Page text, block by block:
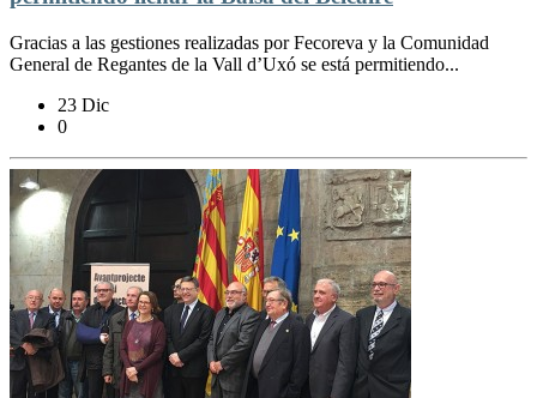
Gracias a las gestiones realizadas por Fecoreva y la Comunidad
General de Regantes de la Vall d’Uxó se está permitiendo...
23 Dic
0